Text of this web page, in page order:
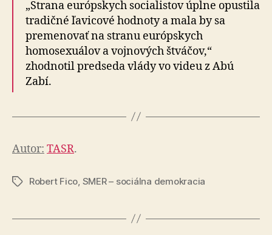
„Strana európskych socialistov úplne opustila
tradičné ľavicové hodnoty a mala by sa
premenovať na stranu európskych
homosexuálov a vojnových štváčov,“
zhodnotil predseda vlády vo videu z Abú
Zabí.
Autor: TASR.
ZnačkyRobert Fico SMER – sociálna demokracia